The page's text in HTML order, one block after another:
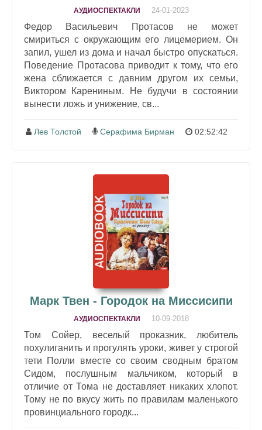
АУДИОСПЕКТАКЛИ 24-01-2023
Федор Васильевич Протасов не может
смириться с окружающим его лицемерием. Он
запил, ушел из дома и начал быстро опускаться.
Поведение Протасова приводит к тому, что его
жена сближается с давним другом их семьи,
Виктором Карениным. Не будучи в состоянии
вынести ложь и унижение, св...
Лев Толстой Серафима Бирман 02:52:42
Марк Твен - Городок на Миссисипи
АУДИОСПЕКТАКЛИ 10-09-2018
Том Сойер, веселый проказник, любитель
похулиганить и прогулять уроки, живет у строгой
тети Полли вместе со своим сводным братом
Сидом, послушным мальчиком, который в
отличие от Тома не доставляет никаких хлопот.
Тому не по вкусу жить по правилам маленького
провинциального городк...